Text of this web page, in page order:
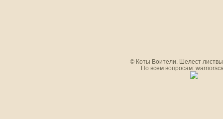
© Коты Воители. Шелест
По всем вопросам: